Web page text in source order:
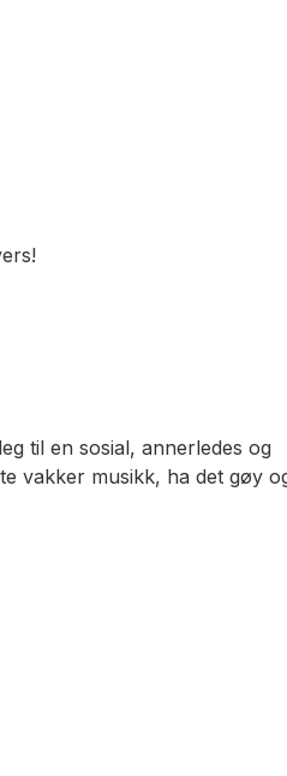
til en sosial, annerledes og
vakker musikk, ha det gøy